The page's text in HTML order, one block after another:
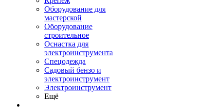
Оборудование для
мастерской
Оборудование
строительное
Оснастка для
электроинструмента
Спецодежда
Садовый бензо и
электроинструмент
Электроинструмент
Ещё